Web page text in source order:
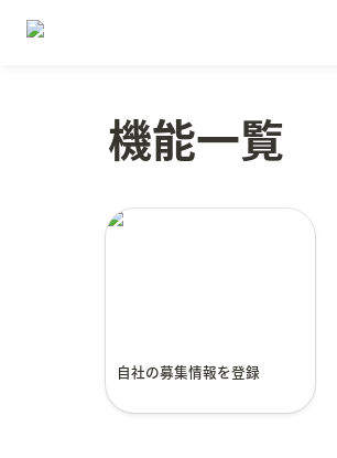
機能一覧
自社の募集情報を登録
自社の募集情報を登録